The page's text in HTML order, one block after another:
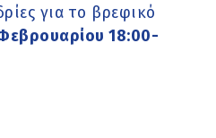
για το βρεφικό
18:00-